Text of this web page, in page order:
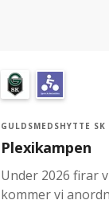
GULDSMEDSHYTTE SK
Plexikampen
Under 2026 firar
kommer vi